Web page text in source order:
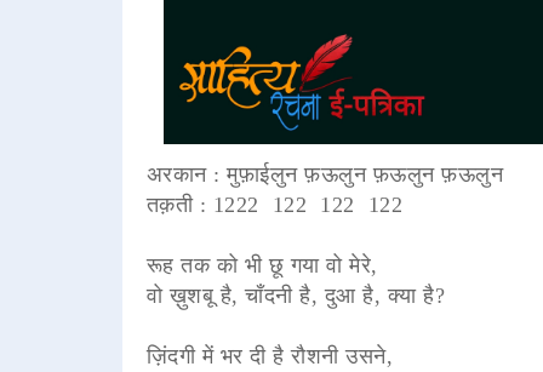
अरकान : मुफ़ाईलुन फ़ऊलुन फ़ऊलुन फ़ऊलुन
तक़ती : 1222 122 122 122
रूह तक को भी छू गया वो मेरे,
वो ख़ुशबू है, चाँदनी है, दुआ है, क्या है?
ज़िंदगी में भर दी है रौशनी उसने,